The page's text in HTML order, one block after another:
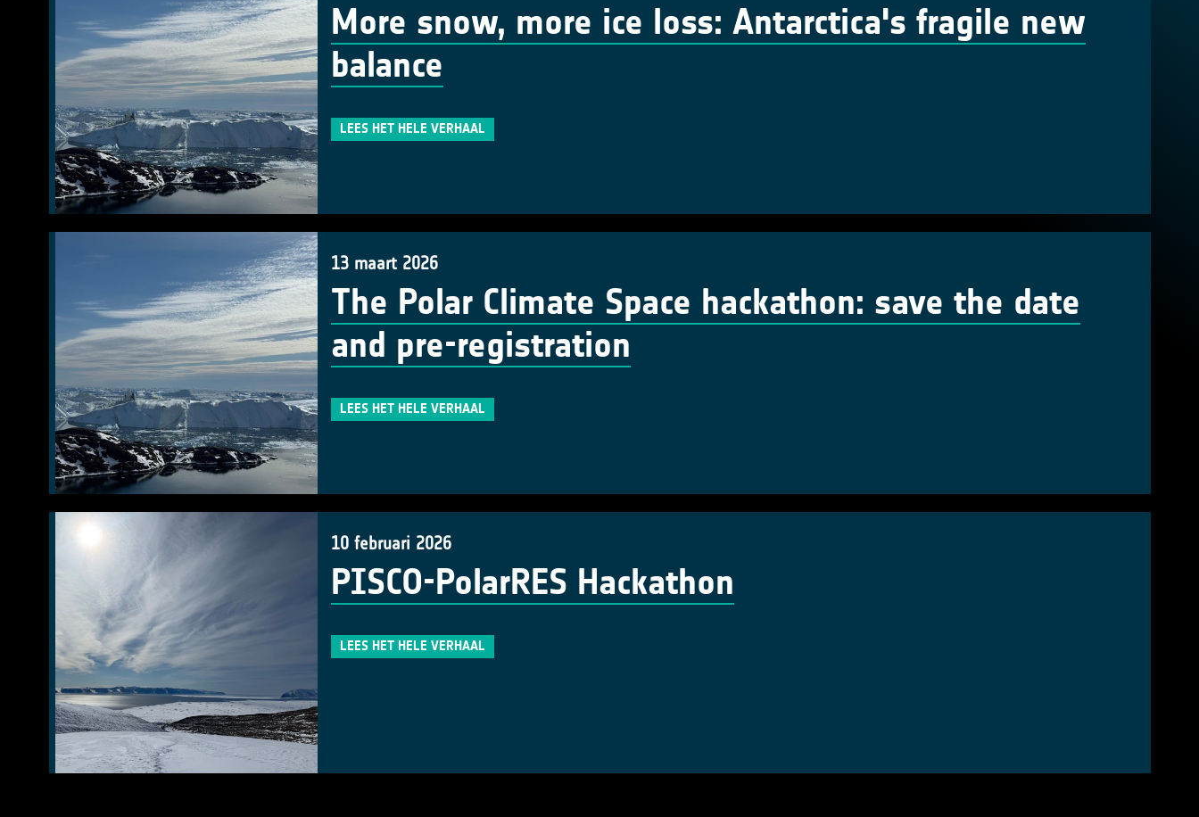
More snow, more ice loss: Antarctica's fragile new
balance
LEES HET HELE VERHAAL
13 maart 2026
The Polar Climate Space hackathon: save the date
and pre-registration
LEES HET HELE VERHAAL
10 februari 2026
PISCO-PolarRES Hackathon
LEES HET HELE VERHAAL